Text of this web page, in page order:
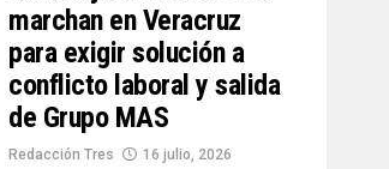
marchan en Veracruz
para exigir solución a
conflicto laboral y salida
de Grupo MAS
Redacción Tres 16 julio, 2026